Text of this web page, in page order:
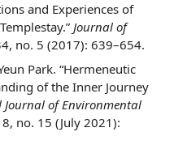
and Experiences of
Journal of
no. 5 (2017): 639–654.
Park. “Hermeneutic
of the Inner Journey
of Environmental
no. 15 (July 2021):